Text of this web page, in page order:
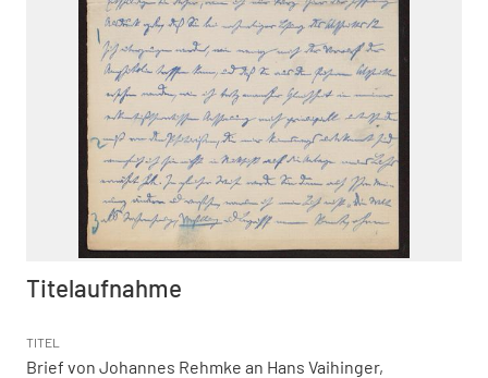
Titelaufnahme
TITEL
Brief von Johannes Rehmke an Hans Vaihinger,